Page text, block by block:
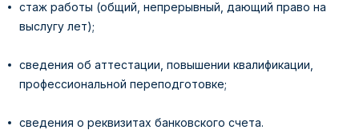
стаж работы (общий, непрерывный, дающий право на
выслугу лет);
сведения об аттестации, повышении квалификации,
профессиональной переподготовке;
сведения о реквизитах банковского счета.